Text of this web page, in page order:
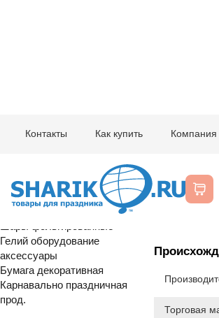
Контакты Как купить Компания
Расширенный поиск
Шары латексные
Гелий оборудование
аксессуары
Бумага декоративная
Карнавально праздничная
прод.
1501-4083
Красные
Торговая